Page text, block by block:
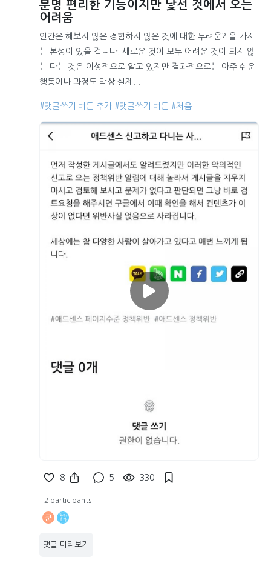
분명 편리한 기능이지만 낯선 것에서 오는
어려움
인간은 해보지 않은 경험하지 않은 것에 대한 두려움? 을 가지
는 본성이 있을 겁니다. 새로운 것이 모두 어려운 것이 되지 않
는 다는 것은 이성적으로 알고 있지만 결과적으로는 아주 쉬운
행동이나 과정도 막상 실제...
#댓글쓰기 버튼 추가 #댓글쓰기 버튼 #처음
8 5 330
2 participants
쿤
댓글 미리보기